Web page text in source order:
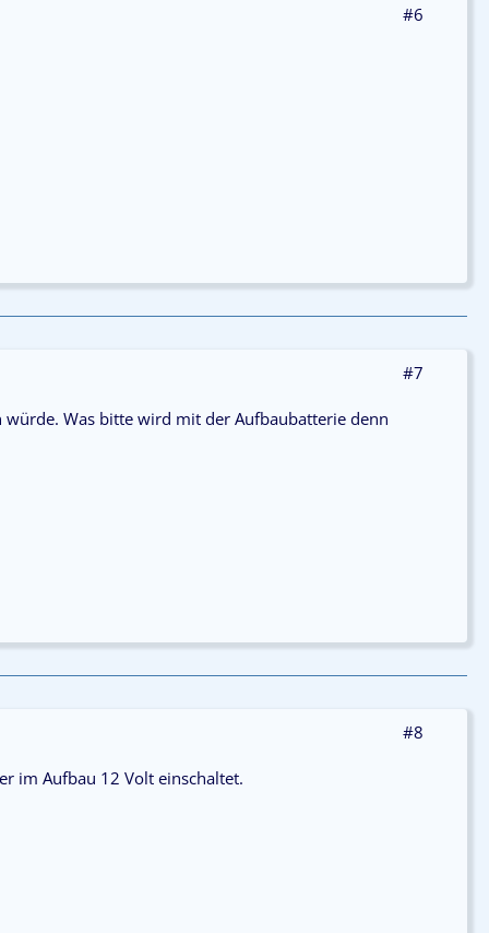
#6
#7
Was bitte wird mit der Aufbaubatterie denn
#8
im Aufbau 12 Volt einschaltet.